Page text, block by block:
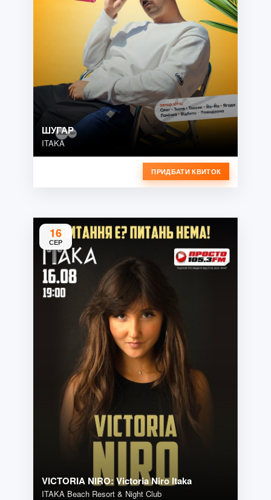
ШУГАР
ITAKA
ПРИДБАТИ КВИТОК
16
СЕР
VICTORIA NIRO: Victoria Niro Itaka
ITAKA Beach Resort & Night Club